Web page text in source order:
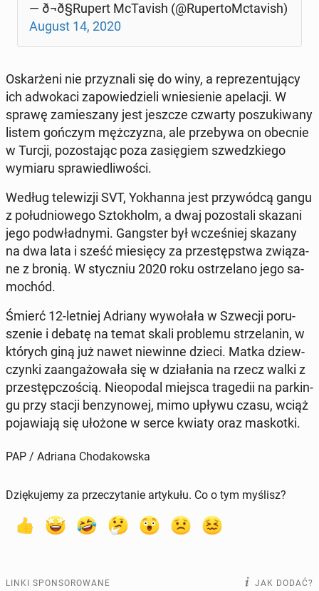
— ð¬ð§Ru­pert McTa­vish (@Ru­per­toMc­ta­vish)
August 14, 2020
Oskar­że­ni nie przy­zna­li się do winy, a re­pre­zen­tu­ją­cy
ich ad­wo­ka­ci za­po­wie­dzie­li wnie­sie­nie ape­la­cji. W
sprawę za­mie­sza­ny jest jeszcze czwarty po­szu­ki­wa­ny
listem gończym męż­czy­zna, ale prze­by­wa on obecnie
w Turcji, po­zo­sta­jąc poza za­się­giem szwedz­kie­go
wymiaru spra­wie­dli­wo­ści.
Według te­le­wi­zji SVT, Yokhan­na jest przy­wód­cą gangu
z po­łu­dnio­we­go Sztok­holm, a dwaj po­zo­sta­li skazani
jego pod­wład­ny­mi. Gang­ster był wcze­śniej skazany
na dwa lata i sześć mie­się­cy za prze­stęp­stwa zwią­za­
ne z bronią. W stycz­niu 2020 roku ostrze­la­no jego sa­
mo­chód.
Śmierć 12-letniej Adriany wy­wo­ła­ła w Szwecji po­ru­
sze­nie i debatę na temat skali pro­ble­mu strze­la­nin, w
których giną już nawet nie­win­ne dzieci. Matka dziew­
czyn­ki za­an­ga­żo­wa­ła się w dzia­ła­nia na rzecz walki z
prze­stęp­czo­ścią. Nie­opo­dal miejsca tra­ge­dii na par­kin­
gu przy stacji ben­zy­no­wej, mimo upływu czasu, wciąż
po­ja­wia­ją się ułożone w serce kwiaty oraz ma­skot­ki.
PAP / Adriana Chodakowska
Dziękujemy za przeczytanie artykułu. Co o tym myślisz?
LINKI SPONSOROWANE JAK DODAĆ?